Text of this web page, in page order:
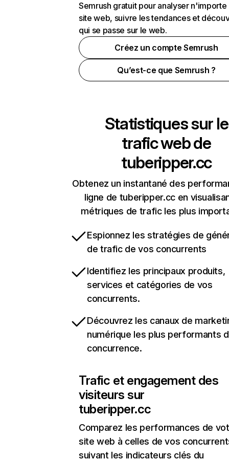
Semrush gratuit pour analyser n'importe
site web, suivre les tendances et
qui se passe sur le web.
Créez un compte Semrush
Qu’est-ce que Semrush ?
Statistiques sur le
trafic web de
tuberipper.cc
Obtenez un instantané des
ligne de tuberipper.cc en
métriques de trafic les plus
Espionnez les stratégies de
de trafic de vos concurrents
Identifiez les principaux produits,
services et catégories de vos
concurrents.
Découvrez les canaux de
numérique les plus performants
concurrence.
Trafic et engagement des
visiteurs sur
tuberipper.cc
Comparez les performances de
site web à celles de vos
suivant les indicateurs clés du